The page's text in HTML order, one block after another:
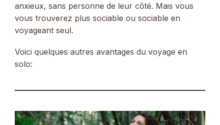
anxieux, sans personne de leur côté. Mais vous
vous trouverez plus sociable ou sociable en
voyageant seul.
Voici quelques autres avantages du voyage en
solo: